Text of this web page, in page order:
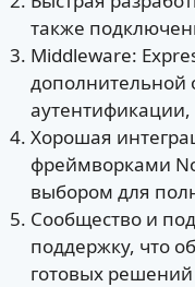
также
Middleware:
дополнительной
Хорошая
фреймворками
выбором для
Сообщество и
поддержку, что
готовых